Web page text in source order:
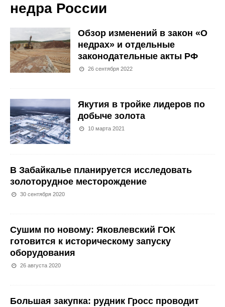
недра России
Обзор изменений в закон «О
недрах» и отдельные
законодательные акты РФ
26 сентября 2022
Якутия в тройке лидеров по
добыче золота
10 марта 2021
В Забайкалье планируется исследовать
золоторудное месторождение
30 сентября 2020
Сушим по новому: Яковлевский ГОК
готовится к историческому запуску
оборудования
26 августа 2020
Большая закупка: рудник Гросс проводит